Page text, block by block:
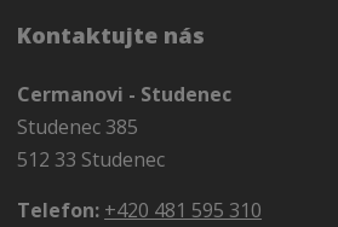
Kontaktujte nás
Cermanovi - Studenec
Studenec 385
512 33 Studenec
Telefon: +420 481 595 310